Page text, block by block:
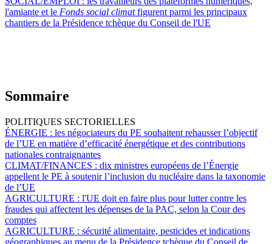
l'amiante et le Fonds social climatfigurent parmi les principaux
chantiers de la Présidence tchèque du Conseil de l'UE
Sommaire
POLITIQUES SECTORIELLES
ÉNERGIE : les négociateurs du PE souhaitent rehausser l’objectif
de l’UE en matière d’efficacité énergétique et des contributions
nationales contraignantes
CLIMAT/FINANCES : dix ministres européens de l’Énergie
appellent le PE à soutenir l’inclusion du nucléaire dans la taxonomie
de l’UE
AGRICULTURE : l'UE doit en faire plus pour lutter contre les
fraudes qui affectent les dépenses de la PAC, selon la Cour des
comptes
AGRICULTURE : sécurité alimentaire, pesticides et indications
géographiques au menu de la Présidence tchèque du Conseil de